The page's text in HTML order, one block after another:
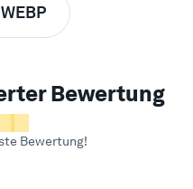
WEBP
Bewertung
Bewertung!